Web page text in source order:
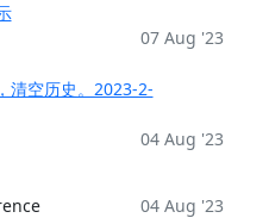
07 Aug '23
空历史。2023-2-
04 Aug '23
04 Aug '23